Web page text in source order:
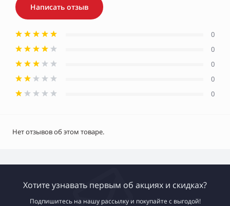
Написать отзыв
0
0
0
0
0
Нет отзывов об этом товаре.
Хотите узнавать первым об акциях и скидках?
Подпишитесь на нашу рассылку и покупайте с выгодой!